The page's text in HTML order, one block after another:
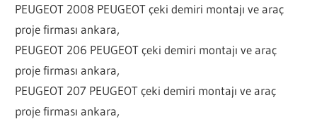
PEUGEOT 2008 PEUGEOT çeki demiri montajı ve araç
proje firması ankara,
PEUGEOT 206 PEUGEOT çeki demiri montajı ve araç
proje firması ankara,
PEUGEOT 207 PEUGEOT çeki demiri montajı ve araç
proje firması ankara,